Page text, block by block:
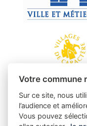
Votre commune
Sur ce site, nous
l’audience et
Vous pouvez